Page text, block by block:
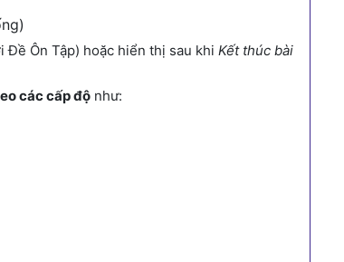
Đề Ôn Tập) hoặc hiển thị sau khi Kết thúc bài
các cấp độ như: